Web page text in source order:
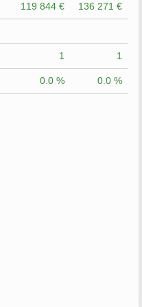
119 844 € 136 271 €
1 1
0.0 %
0.0 %